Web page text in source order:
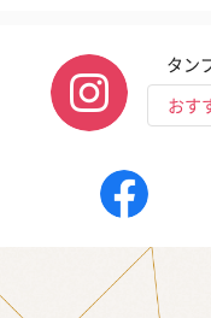
タン
おす